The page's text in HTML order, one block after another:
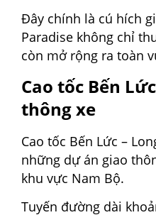
Đây chính là cú hích
Paradise không chỉ
còn mở rộng ra toàn
Cao tốc Bến
thông xe
Cao tốc Bến Lức –
những dự án giao
khu vực Nam Bộ.
Tuyến đường dài